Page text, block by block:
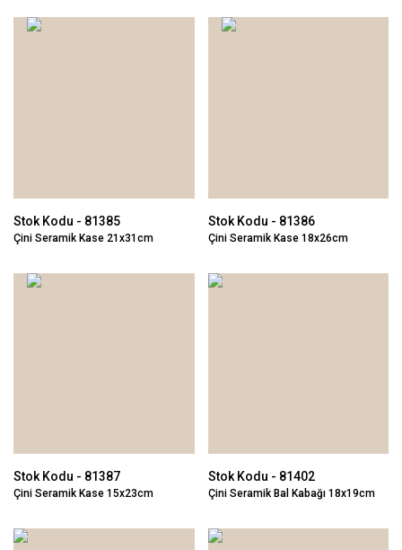
Stok Kodu - 81385
Çini Seramik Kase 21x31cm
Stok Kodu - 81386
Çini Seramik Kase 18x26cm
Stok Kodu - 81387
Çini Seramik Kase 15x23cm
Stok Kodu - 81402
Çini Seramik Bal Kabağı 18x19cm